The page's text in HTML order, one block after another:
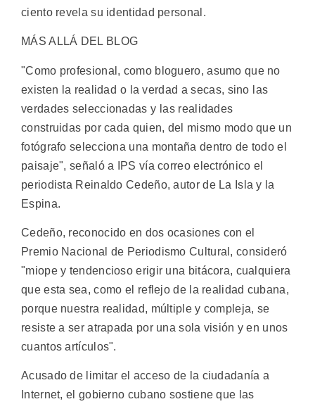
ciento revela su identidad personal.
MÁS ALLÁ DEL BLOG
"Como profesional, como bloguero, asumo que no
existen la realidad o la verdad a secas, sino las
verdades seleccionadas y las realidades
construidas por cada quien, del mismo modo que un
fotógrafo selecciona una montaña dentro de todo el
paisaje", señaló a IPS vía correo electrónico el
periodista Reinaldo Cedeño, autor de La Isla y la
Espina.
Cedeño, reconocido en dos ocasiones con el
Premio Nacional de Periodismo Cultural, consideró
"miope y tendencioso erigir una bitácora, cualquiera
que esta sea, como el reflejo de la realidad cubana,
porque nuestra realidad, múltiple y compleja, se
resiste a ser atrapada por una sola visión y en unos
cuantos artículos".
Acusado de limitar el acceso de la ciudadanía a
Internet, el gobierno cubano sostiene que las